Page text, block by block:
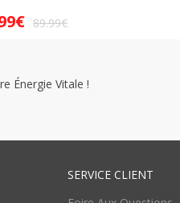
89.99€
€
Énergie Vitale !
SERVICE CLIENT